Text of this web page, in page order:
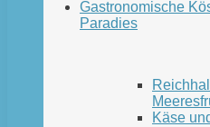
Gastronomische
Paradies
Käse